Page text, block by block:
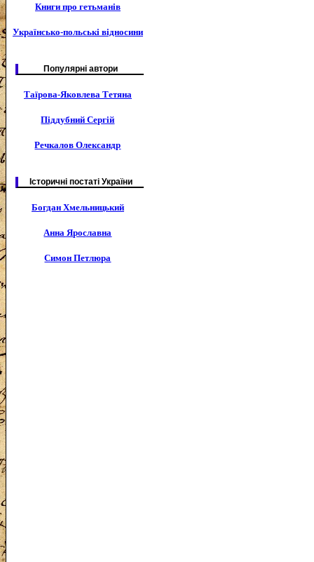
Книги про гетьманів
Українсько-польські відносини
Популярні автори
Таїрова-Яковлева Тетяна
Піддубний Сергій
Речкалов Олександр
Історичні постаті України
Богдан Хмельницький
Анна Ярославна
Симон Петлюра